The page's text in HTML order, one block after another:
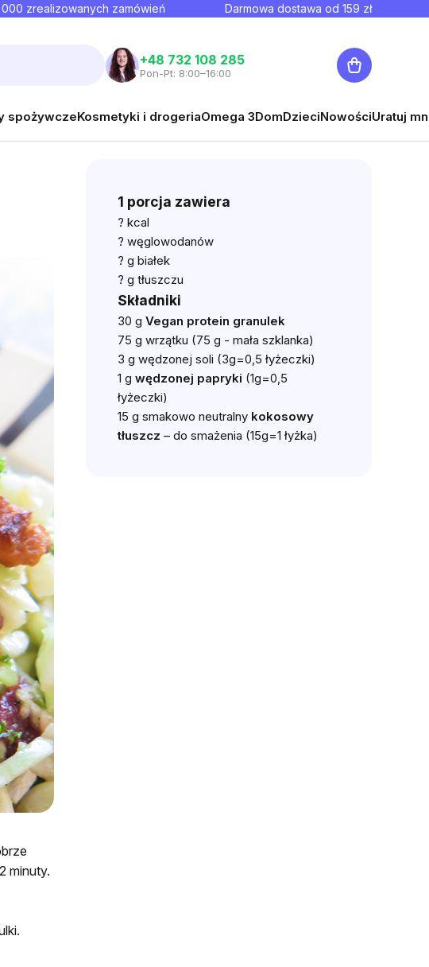
zrealizowanych zamówień Darmowa dostawa od 159 zł
+48 732 108 285
Pon-Pt: 8:00–16:00
Koszyk
spożywczeKosmetyki i drogeriaOmega 3DomDzieciNowościUratuj
minuty.
1 porcja zawiera
? kcal
? węglowodanów
? g białek
? g tłuszczu
Składniki
30 g Vegan protein granulek
75 g wrzątku (75 g - mała szklanka)
3 g wędzonej soli (3g=0,5 łyżeczki)
1 g wędzonej papryki (1g=0,5
łyżeczki)
15 g smakowo neutralny kokosowy
tłuszcz – do smażenia (15g=1 łyżka)